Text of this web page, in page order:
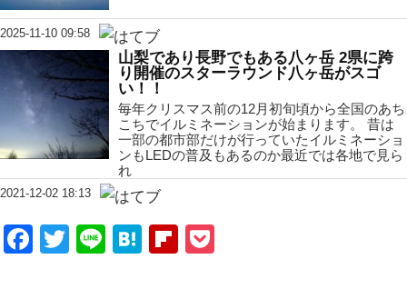
2025-11-10 09:58
山梨であり長野でもある八ヶ岳 2県に跨
り開催のスターラウンド八ヶ岳がスゴ
い！！
毎年クリスマス前の12月初旬頃から全国のあち
こちでイルミネーションが始まります。 昔は
一部の都市部だけが行っていたイルミネーショ
ンもLEDの普及もあるのか最近では各地で見ら
れ
2021-12-02 18:13
Facebook
Twitter
LineHatenaFlipboard